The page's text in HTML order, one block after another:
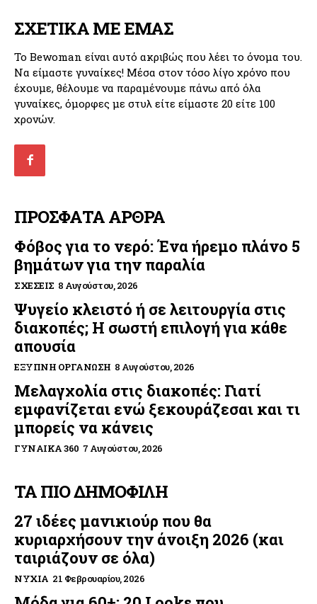
ΣΧΕΤΙΚΑ ΜΕ ΕΜΑΣ
Το Bewoman είναι αυτό ακριβώς που λέει το όνομα του.
Να είμαστε γυναίκες! Μέσα στον τόσο λίγο χρόνο που
έχουμε, θέλουμε να παραμένουμε πάνω από όλα
γυναίκες, όμορφες με στυλ είτε είμαστε 20 είτε 100
χρονών.
ΠΡΟΣΦΑΤΑ ΑΡΘΡΑ
Φόβος για το νερό: Ένα ήρεμο πλάνο 5
βημάτων για την παραλία
ΣΧΈΣΕΙΣ 8 Αυγούστου, 2026
Ψυγείο κλειστό ή σε λειτουργία στις
διακοπές; Η σωστή επιλογή για κάθε
απουσία
ΈΞΥΠΝΗ ΟΡΓΆΝΩΣΗ 8 Αυγούστου, 2026
Μελαγχολία στις διακοπές: Γιατί
εμφανίζεται ενώ ξεκουράζεσαι και τι
μπορείς να κάνεις
ΓΥΝΑΊΚΑ 360 7 Αυγούστου, 2026
ΤΑ ΠΙΟ ΔΗΜΟΦΙΛΗ
27 ιδέες μανικιούρ που θα
κυριαρχήσουν την άνοιξη 2026 (και
ταιριάζουν σε όλα)
ΝΎΧΙΑ 21 Φεβρουαρίου, 2026